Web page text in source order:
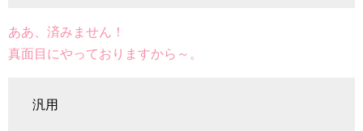
ああ、済みません！
真面目にやっておりますから～。
汎用